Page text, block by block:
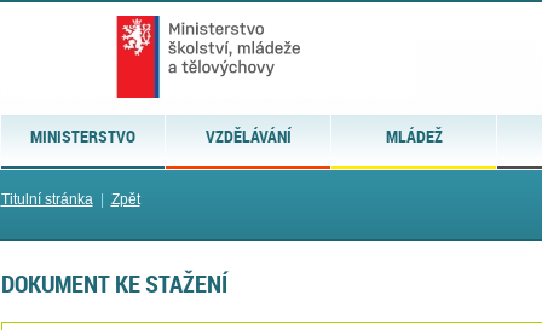
MINISTERSTVO VZDĚLÁVÁNÍ MLÁDEŽ
Titulní stránka| Zpět
DOKUMENT KE STAŽENÍ